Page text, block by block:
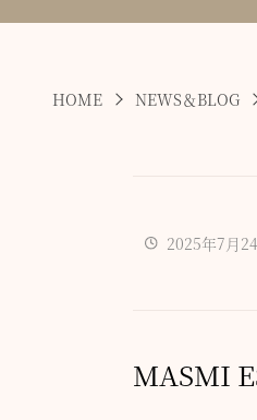
HOME NEWS＆BLOG
2025年7月